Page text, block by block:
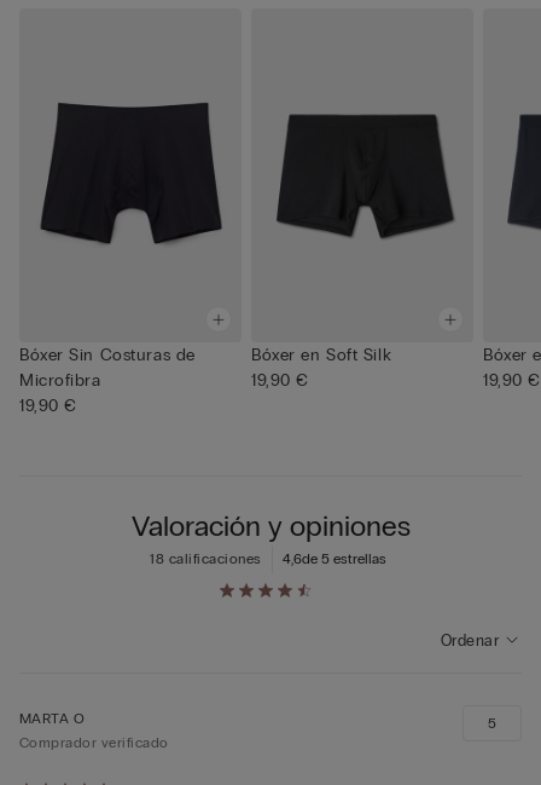
Bóxer Sin Costuras de
Microfibra
19,90 €
Bóxer en Soft Silk
19,90 €
Bóxer
19,90 €
Valoración y opiniones
4,6de 5 estrellas
18 calificaciones
Ordenar
MARTA O
Comprador verificado
5